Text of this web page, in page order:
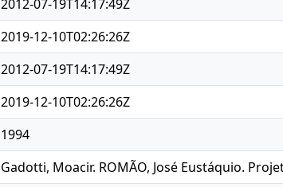
2012-07-19T14:17:49Z
2019-12-10T02:26:26Z
2012-07-19T14:17:49Z
2019-12-10T02:26:26Z
1994
Gadotti, Moacir. ROMÃO, José Eustáquio.